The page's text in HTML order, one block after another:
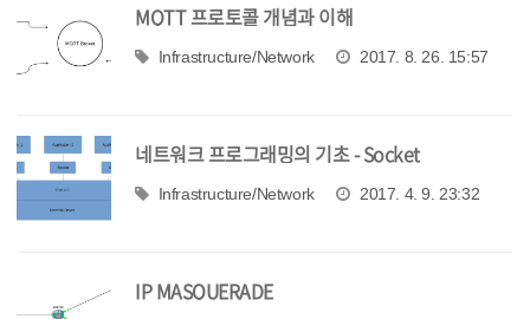
MQTT 프로토콜 개념과 이해
Infrastructure/Network 2017. 8. 26. 15:57
네트워크 프로그래밍의 기초 - Socket
Infrastructure/Network 2017. 4. 9. 23:32
IP MASQUERADE